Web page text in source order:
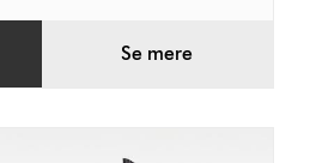
Se mere